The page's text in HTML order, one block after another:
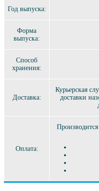
Год выпуска:
Форма
выпуска:
Способ
хранения:
Доставка:
Курьерская
доставки
Оплата: